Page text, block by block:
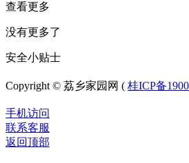
查看更多
没有更多了
安全小贴士
Copyright © 荔乡家园网 ( 桂ICP备
手机访问
联系客服
返回顶部